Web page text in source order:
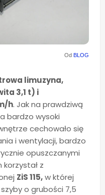
Od BLOG
limuzyna,
3,1 t) i
h. Jak na prawdziwą
bardzo wysoki
cechowało się
i wentylacji, bardzo
opuszczanymi
z
ZiS 115,w której
o grubości 7,5